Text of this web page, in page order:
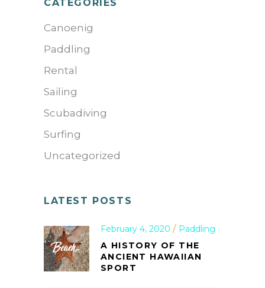
CATEGORIES
Canoenig
Paddling
Rental
Sailing
Scubadiving
Surfing
Uncategorized
LATEST POSTS
February 4, 2020
Paddling
A HISTORY OF THE
ANCIENT HAWAIIAN
SPORT